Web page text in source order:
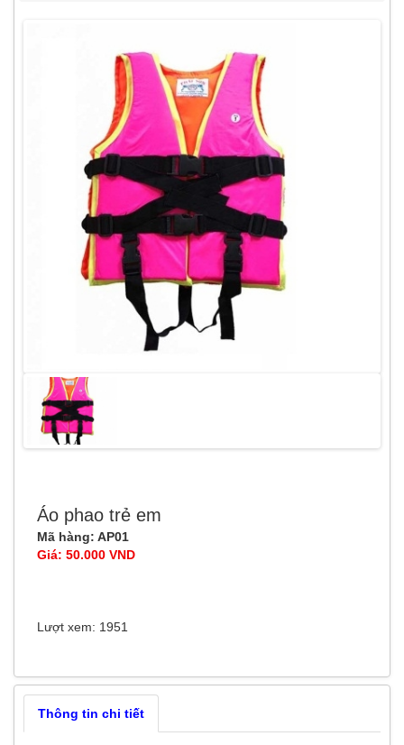
Áo phao trẻ em
Mã hàng: AP01
Giá: 50.000 VND
Lượt xem: 1951
Thông tin chi tiết